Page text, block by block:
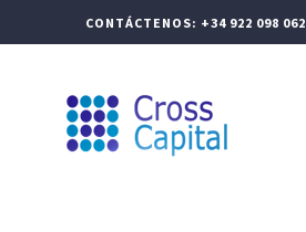
CONTÁCTENOS: +34 922 098 062